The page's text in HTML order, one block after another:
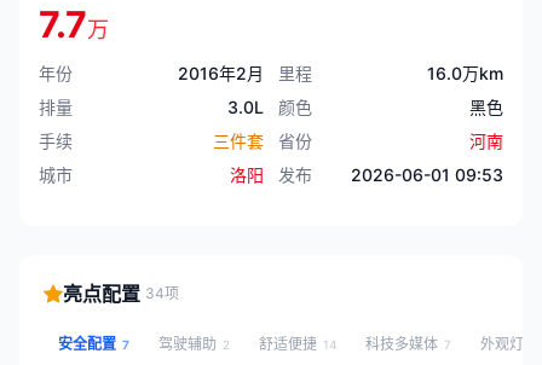
7.7万
年份 2016年2月 里程
16.0万km
排量
3.0L 颜色
黑色
手续
三件套 省份
河南
城市
洛阳 发布 2026-06-01 09:53
亮点配置 34项
安全配置 7 驾驶辅助 2 舒适便捷 14 科技多媒体 7 外观灯光